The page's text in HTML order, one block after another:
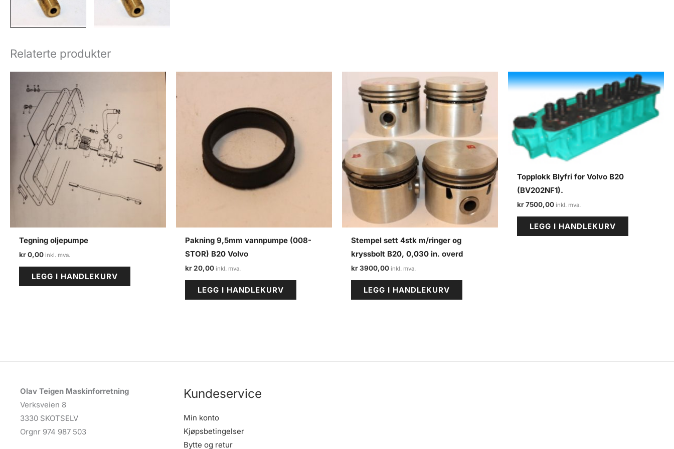
Relaterte produkter
Tegning oljepumpe
kr0,00
LEGG I HANDLEKURV
Pakning 9,5mm vannpumpe (008-
STOR) B20 Volvo
kr20,00
LEGG I HANDLEKURV
Stempel sett 4stk m/ringer og
kryssbolt B20, 0,030 in. overd
kr3900,00
LEGG I HANDLEKURV
Topplokk Blyfri for Volvo B20
(BV202NF1).
kr7500,00
LEGG I HANDLEKURV
Olav Teigen Maskinforretning
Verksveien 8
3330 SKOTSELV
Orgnr 974 987 503
Kundeservice
Min konto
Kjøpsbetingelser
Bytte og retur